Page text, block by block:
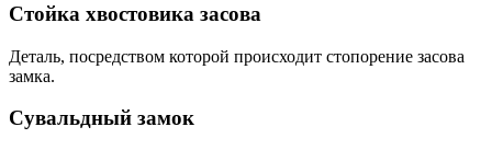
Стойка хвостовика засова
Деталь, посредством которой происходит стопорение засова
замка.
Сувальдный замок